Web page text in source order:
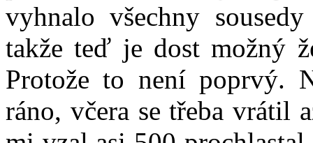
vyhnalo všechny
takže teď je dost možný
Protože to není poprvý.
ráno, včera se třeba vrátil